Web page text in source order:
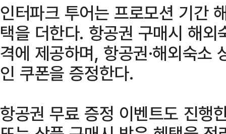
인터파크 투어는 프로모션 기간
택을 더한다. 항공권 구매시 해
격에 제공하며, 항공권·해외숙소
인 쿠폰을 증정한다.
항공권 무료 증정 이벤트도 진행